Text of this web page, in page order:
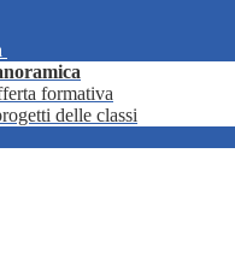
formativa
delle classi